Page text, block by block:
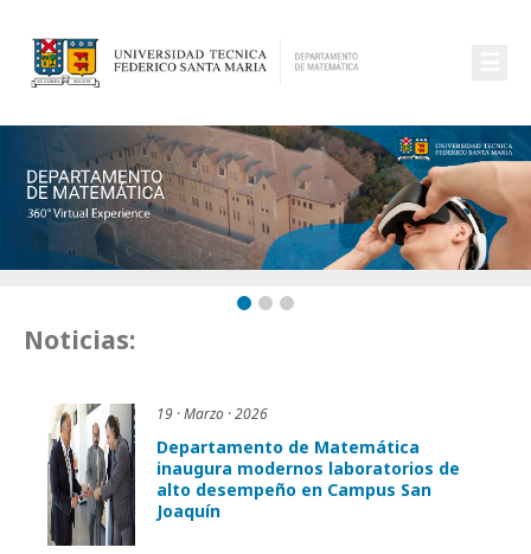
Noticias:
19 · Marzo · 2026
Departamento de Matemática
inaugura modernos laboratorios de
alto desempeño en Campus San
Joaquín